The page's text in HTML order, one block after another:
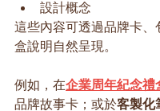
設計概念
這些內容可透過品牌卡、
盒說明自然呈現。
例如，在企業周年紀念禮
品牌故事卡；或於客製化